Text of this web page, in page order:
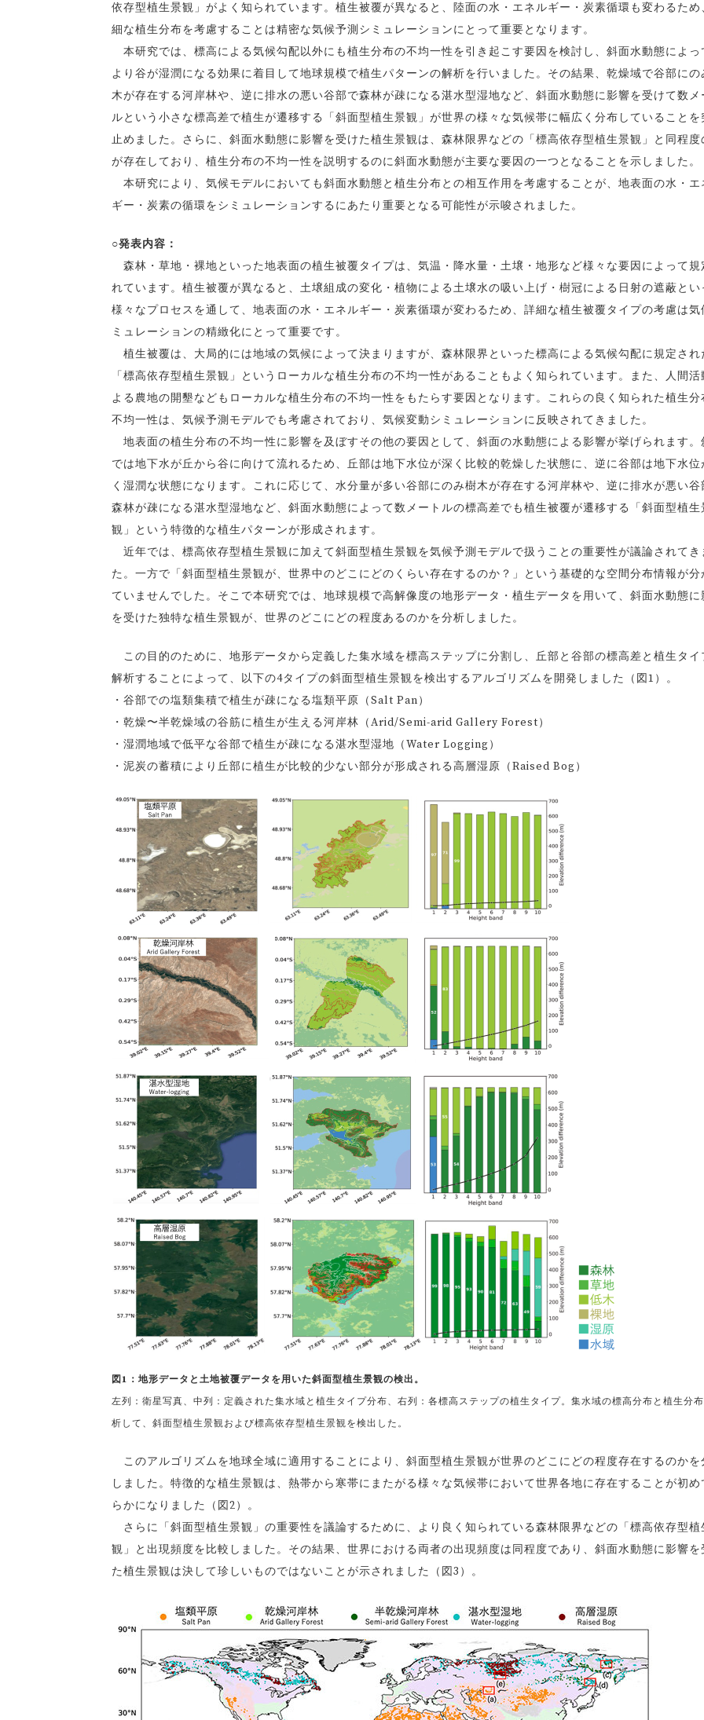
依存型植生景観」がよく知られています。植生被覆が異なると、陸面の水・エネルギー・炭素循環も変わるため
細な植生分布を考慮することは精密な気候予測シミュレーションにとって重要となります。
本研究では、標高による気候勾配以外にも植生分布の不均一性を引き起こす要因を検討し、斜面水動態によっ
より谷が湿潤になる効果に着目して地球規模で植生パターンの解析を行いました。その結果、乾燥域で谷部にの
木が存在する河岸林や、逆に排水の悪い谷部で森林が疎になる湛水型湿地など、斜面水動態に影響を受けて数メ
ルという小さな標高差で植生が遷移する「斜面型植生景観」が世界の様々な気候帯に幅広く分布していることを
止めました。さらに、斜面水動態に影響を受けた植生景観は、森林限界などの「標高依存型植生景観」と同程度
が存在しており、植生分布の不均一性を説明するのに斜面水動態が主要な要因の一つとなることを示しました。
本研究により、気候モデルにおいても斜面水動態と植生分布との相互作用を考慮することが、地表面の水・エ
ギー・炭素の循環をシミュレーションするにあたり重要となる可能性が示唆されました。
○発表内容：
森林・草地・裸地といった地表面の植生被覆タイプは、気温・降水量・土壌・地形など様々な要因によって規
れています。植生被覆が異なると、土壌組成の変化・植物による土壌水の吸い上げ・樹冠による日射の遮蔽とい
様々なプロセスを通して、地表面の水・エネルギー・炭素循環が変わるため、詳細な植生被覆タイプの考慮は気
ミュレーションの精緻化にとって重要です。
植生被覆は、大局的には地域の気候によって決まりますが、森林限界といった標高による気候勾配に規定され
「標高依存型植生景観」というローカルな植生分布の不均一性があることもよく知られています。また、人間活
よる農地の開墾などもローカルな植生分布の不均一性をもたらす要因となります。これらの良く知られた植生分
不均一性は、気候予測モデルでも考慮されており、気候変動シミュレーションに反映されてきました。
地表面の植生分布の不均一性に影響を及ぼすその他の要因として、斜面の水動態による影響が挙げられます。
では地下水が丘から谷に向けて流れるため、丘部は地下水位が深く比較的乾燥した状態に、逆に谷部は地下水位
く湿潤な状態になります。これに応じて、水分量が多い谷部にのみ樹木が存在する河岸林や、逆に排水が悪い谷
森林が疎になる湛水型湿地など、斜面水動態によって数メートルの標高差でも植生被覆が遷移する「斜面型植生
観」という特徴的な植生パターンが形成されます。
近年では、標高依存型植生景観に加えて斜面型植生景観を気候予測モデルで扱うことの重要性が議論されてき
た。一方で「斜面型植生景観が、世界中のどこにどのくらい存在するのか？」という基礎的な空間分布情報が分
ていませんでした。そこで本研究では、地球規模で高解像度の地形データ・植生データを用いて、斜面水動態に
を受けた独特な植生景観が、世界のどこにどの程度あるのかを分析しました。
この目的のために、地形データから定義した集水域を標高ステップに分割し、丘部と谷部の標高差と植生タイ
解析することによって、以下の4タイプの斜面型植生景観を検出するアルゴリズムを開発しました（図1）。
・谷部での塩類集積で植生が疎になる塩類平原（Salt Pan）
・乾燥〜半乾燥域の谷筋に植生が生える河岸林（Arid/Semi-arid Gallery Forest）
・湿潤地域で低平な谷部で植生が疎になる湛水型湿地（Water Logging）
・泥炭の蓄積により丘部に植生が比較的少ない部分が形成される高層湿原（Raised Bog）
図1：地形データと土地被覆データを用いた斜面型植生景観の検出。
左列：衛星写真、中列：定義された集水域と植生タイプ分布、右列：各標高ステップの植生タイプ。集水域の標高分布と植生分
析して、斜面型植生景観および標高依存型植生景観を検出した。
このアルゴリズムを地球全域に適用することにより、斜面型植生景観が世界のどこにどの程度存在するのかを
しました。特徴的な植生景観は、熱帯から寒帯にまたがる様々な気候帯において世界各地に存在することが初め
らかになりました（図2）。
さらに「斜面型植生景観」の重要性を議論するために、より良く知られている森林限界などの「標高依存型植
観」と出現頻度を比較しました。その結果、世界における両者の出現頻度は同程度であり、斜面水動態に影響を
た植生景観は決して珍しいものではないことが示されました（図3）。